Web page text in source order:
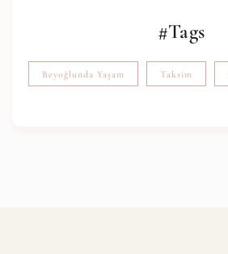
#Tags
Beyoğlunda Yaşam Taksim